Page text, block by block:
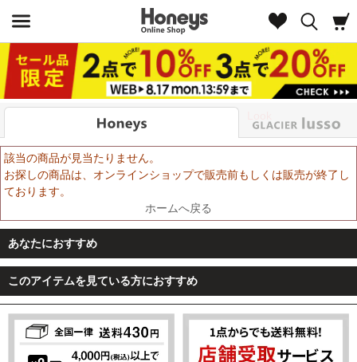
該当の商品が見当たりません。
お探しの商品は、オンラインショップで販売前もしくは販売が終了し
ております。
ホームへ戻る
あなたにおすすめ
このアイテムを見ている方におすすめ